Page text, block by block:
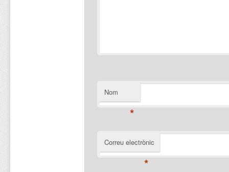
Nom
*
Correu electrònic
*